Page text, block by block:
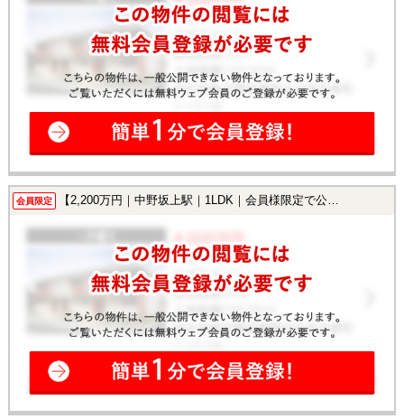
会員限定 【2,200万円｜中野坂上駅｜1LDK｜会員様限定で公開中！】